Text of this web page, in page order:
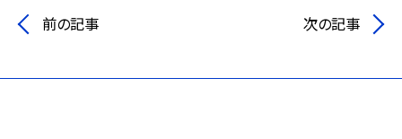
前の記事 次の記事